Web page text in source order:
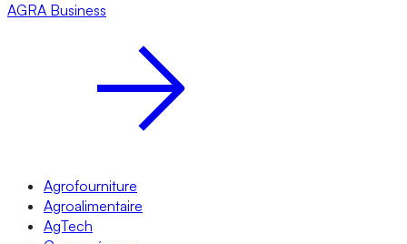
AGRA Business
Agrofourniture
Agroalimentaire
AgTech